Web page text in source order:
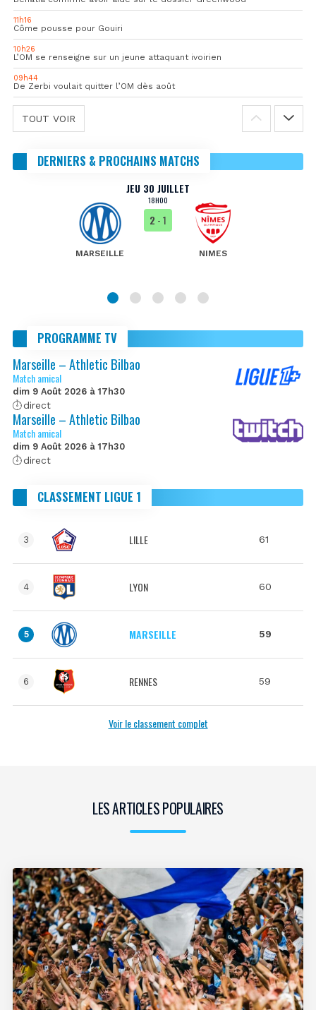
11h16
Côme pousse pour Gouiri
10h26
L’OM se renseigne sur un jeune attaquant ivoirien
09h44
De Zerbi voulait quitter l’OM dès août
TOUT VOIR
DERNIERS & PROCHAINS MATCHS
JEU 30 JUILLET
18H00
MARSEILLE
2 - 1
NIMES
PROGRAMME TV
Marseille – Athletic Bilbao
Match amical
dim 9 Août 2026 à 17h30
direct
Marseille – Athletic Bilbao
Match amical
dim 9 Août 2026 à 17h30
direct
CLASSEMENT LIGUE 1
3 LILLE 61
4 LYON 60
5 MARSEILLE 59
6 RENNES 59
Voir le classement complet
LES ARTICLES POPULAIRES